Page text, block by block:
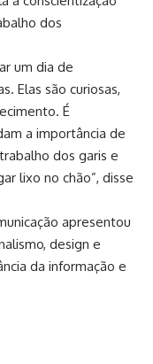
dos
um dia de
Elas são curiosas,
É
a importância de
dos garis e
lixo no chão”, disse
apresentou
design e
da informação e